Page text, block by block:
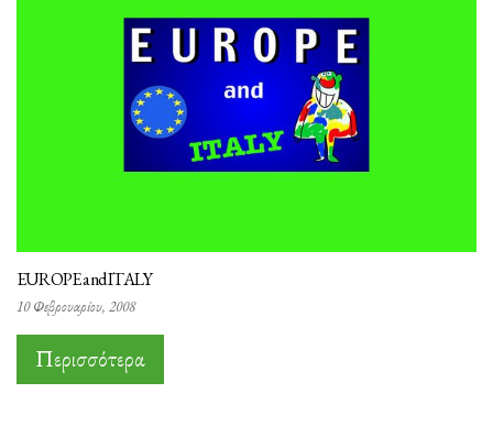
EUROPE and ITALY
10 Φεβρουαρίου, 2008
Περισσότερα